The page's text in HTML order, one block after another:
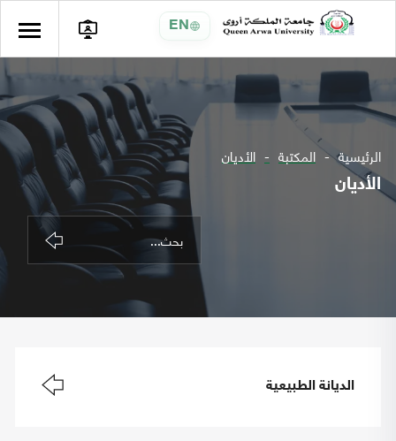
EN
الرئيسية المكتبة الأديان
الأديان
الديانة الطبيعية